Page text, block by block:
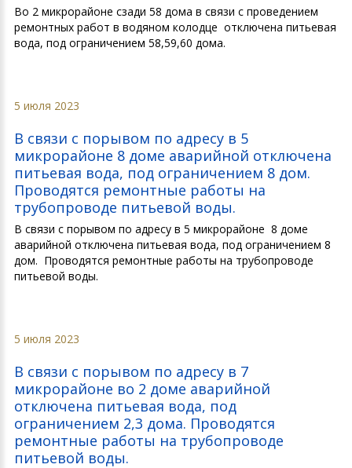
Во 2 микрорайоне сзади 58 дома в связи с проведением
ремонтных работ в водяном колодце отключена питьевая
вода, под ограничением 58,59,60 дома.
5 июля 2023
В связи с порывом по адресу в 5
микрорайоне 8 доме аварийной отключена
питьевая вода, под ограничением 8 дом.
Проводятся ремонтные работы на
трубопроводе питьевой воды.
В связи с порывом по адресу в 5 микрорайоне 8 доме
аварийной отключена питьевая вода, под ограничением 8
дом. Проводятся ремонтные работы на трубопроводе
питьевой воды.
5 июля 2023
В связи с порывом по адресу в 7
микрорайоне во 2 доме аварийной
отключена питьевая вода, под
ограничением 2,3 дома. Проводятся
ремонтные работы на трубопроводе
питьевой воды.